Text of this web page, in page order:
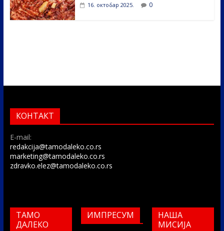
16. октобар 2025. 0
КОНТАКТ
E-mail:
redakcija@tamodaleko.co.rs
marketing@tamodaleko.co.rs
zdravko.elez@tamodaleko.co.rs
ТАМО
ДАЛЕКО
ИМПРЕСУМ
НАША
МИСИЈА